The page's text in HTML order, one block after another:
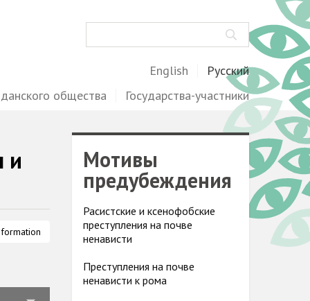
English
Русский
общества
Государства-участники
и Мотивы
предубеждения
Расистские и ксенофобские
преступления на почве
ненависти
Преступления на почве
ненависти к рома